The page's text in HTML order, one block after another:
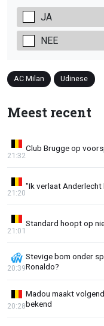
JA
NEE
AC Milan Udinese
Meest recent
Club Brugge op
21:32
"Ik verlaat
21:20
Standard hoopt op
21:01
Stevige bom onder
Ronaldo?
20:39
Madou maakt
bekend
20:28